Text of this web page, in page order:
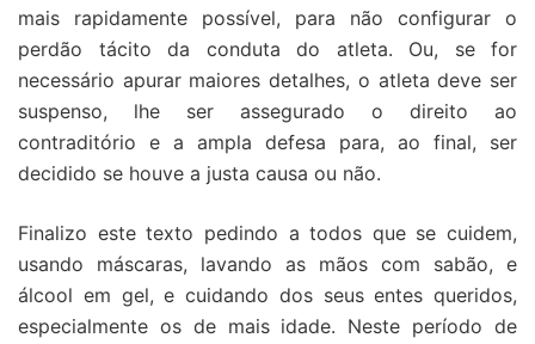
mais rapidamente possível, para não configurar o
perdão tácito da conduta do atleta. Ou, se for
necessário apurar maiores detalhes, o atleta deve ser
suspenso, lhe ser assegurado o direito ao
contraditório e a ampla defesa para, ao final, ser
decidido se houve a justa causa ou não.
Finalizo este texto pedindo a todos que se cuidem,
usando máscaras, lavando as mãos com sabão, e
álcool em gel, e cuidando dos seus entes queridos,
especialmente os de mais idade. Neste período de